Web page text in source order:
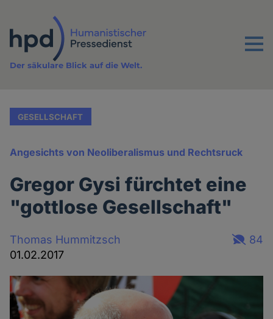
Inhalt
Menu
Der säkulare Blick auf die Welt.
GESELLSCHAFT
Angesichts von Neoliberalismus und Rechtsruck
Gregor Gysi fürchtet eine
"gottlose Gesellschaft"
Thomas Hummitzsch
01.02.2017
84